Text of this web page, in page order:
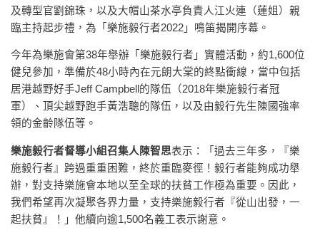
及轉型官劉錦珠，以及大帽山茶水亭負責人江火連（蓮姐）親
臨主持起步禮，為「樂施毅行者2022」鳴笛揭開序幕。
今年為樂施會第38年舉辦「樂施毅行者」實體活動，約1,600位
健兒參加，準備於48小時內在元朗大棠的終點衝線，當中包括
居港越野好手Jeff Campbell的隊伍（2018年樂施毅行者冠
軍）、頂尖越野跑手黃浩聰的隊伍，以及由毅行先生陳國強率
領的金齡隊伍等。
樂施毅行者督導小組召集人陳智思表示：「過去三年多，『樂
施毅行者』跨過重重困難，終於重臨麥徑！毅行者能夠成功舉
辦，對支持樂施會本地以至全球的扶貧工作極為重要。因此，
我們希望再次凝聚各界力量，支持樂施毅行者『從山出發，一
起扶貧』！」他續向逾1,500名義工表示謝意。